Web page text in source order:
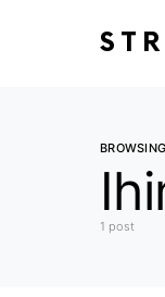
1 post